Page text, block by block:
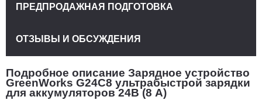
Подробное описание Зарядное устройство
GreenWorks G24C8 ультрабыстрой зарядки
для аккумуляторов 24В (8 А)
ПРЕДПРОДАЖНАЯ ПОДГОТОВКА
ОТЗЫВЫ И ОБСУЖДЕНИЯ